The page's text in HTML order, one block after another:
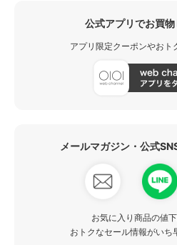
公式アプリでお買物
アプリ限定クーポンやおト
メールマガジン・公式
お気に入り商品の値
おトクなセール情報がいち